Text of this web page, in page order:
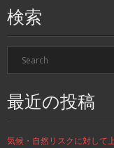
検索
最近の投稿
気候・自然リスクに対して